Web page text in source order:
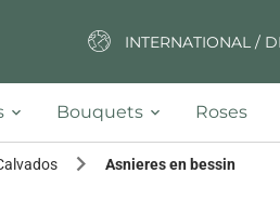
INTERNATIONAL /
Bouquets Roses
Asnieres en bessin